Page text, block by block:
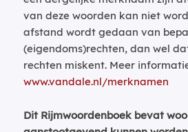
van deze woorden kan niet
afstand wordt gedaan van
(eigendoms)rechten, dan wel
rechten miskent. Meer
www.vandale.nl/merknamen
Dit Rijmwoordenboek bevat